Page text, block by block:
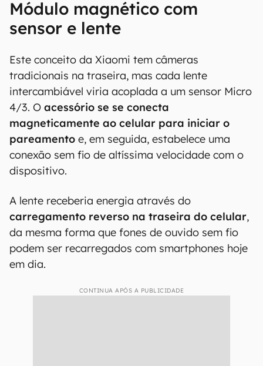
Módulo magnético com
sensor e lente
Este conceito da Xiaomi tem câmeras
tradicionais na traseira, mas cada lente
intercambiável viria acoplada a um sensor Micro
4/3. O acessório se se conecta
magneticamente ao celular para iniciar o
pareamento e, em seguida, estabelece uma
conexão sem fio de altíssima velocidade com o
dispositivo.
A lente receberia energia através do
carregamento reverso na traseira do celular,
da mesma forma que fones de ouvido sem fio
podem ser recarregados com smartphones hoje
em dia.
CONTINUA APÓS A PUBLICIDADE